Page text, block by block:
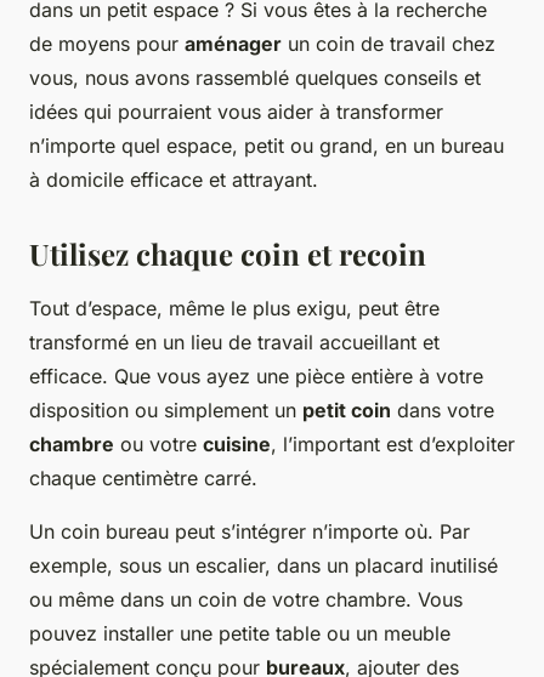
dans un petit espace ? Si vous êtes à la recherche
de moyens pour aménager un coin de travail chez
vous, nous avons rassemblé quelques conseils et
idées qui pourraient vous aider à transformer
n’importe quel espace, petit ou grand, en un bureau
à domicile efficace et attrayant.
Utilisez chaque coin et recoin
Tout d’espace, même le plus exigu, peut être
transformé en un lieu de travail accueillant et
efficace. Que vous ayez une pièce entière à votre
disposition ou simplement un petit coin dans votre
chambre ou votre cuisine, l’important est d’exploiter
chaque centimètre carré.
Un coin bureau peut s’intégrer n’importe où. Par
exemple, sous un escalier, dans un placard inutilisé
ou même dans un coin de votre chambre. Vous
pouvez installer une petite table ou un meuble
spécialement conçu pour bureaux, ajouter des